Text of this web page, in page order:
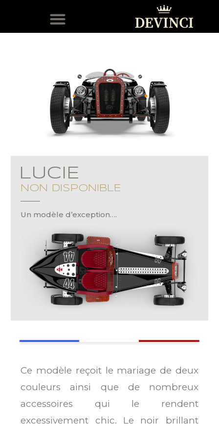
LUCIE
NON DISPONIBLE
Un modèle d’exception….
Ce modèle reçoit le mariage de deux
couleurs ainsi que de nombreux
accessoires qui le rendent
excessivement chic. Le noir brillant